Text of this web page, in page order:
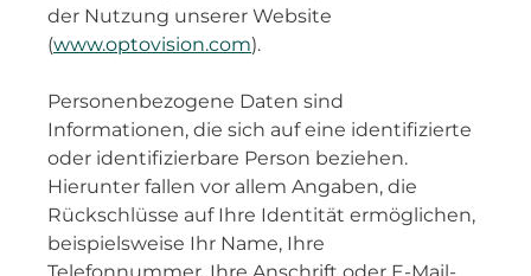
der Nutzung unserer Website
(www.optovision.com).
Personenbezogene Daten sind
Informationen, die sich auf eine identifizierte
oder identifizierbare Person beziehen.
Hierunter fallen vor allem Angaben, die
Rückschlüsse auf Ihre Identität ermöglichen,
beispielsweise Ihr Name, Ihre